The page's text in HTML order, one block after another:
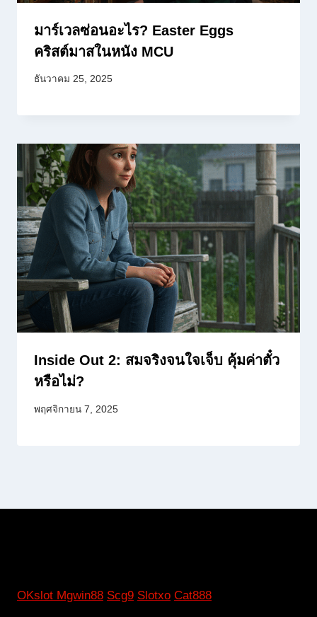
มาร์เวลซ่อนอะไร? Easter Eggs
คริสต์มาสในหนัง MCU
ธันวาคม 25, 2025
Inside Out 2: สมจริงจนใจเจ็บ คุ้มค่าตั๋ว
หรือไม่?
พฤศจิกายน 7, 2025
OKslot Mgwin88 Scg9 Slotxo Cat888